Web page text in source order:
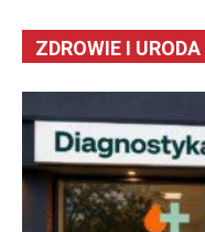
ZDROWIE I URODA